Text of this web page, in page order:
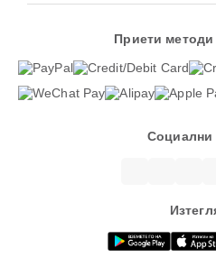
Приети
Социални